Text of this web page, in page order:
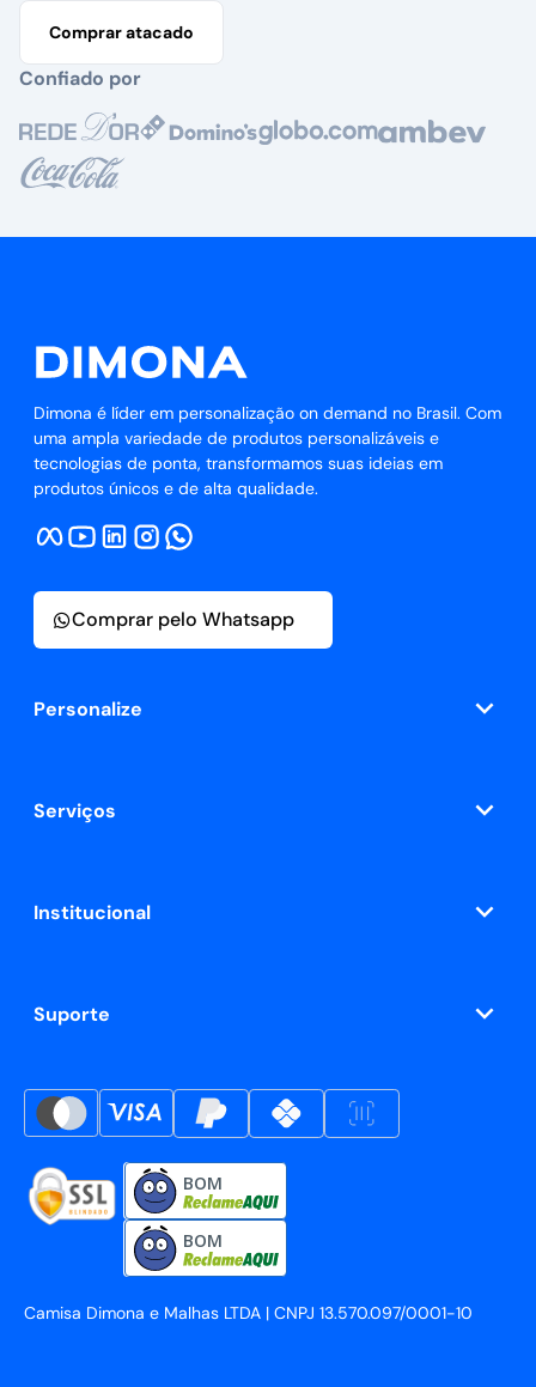
Comprar atacado
Confiado por
Dimona é líder em personalização on demand no Brasil. Com
uma ampla variedade de produtos personalizáveis e
tecnologias de ponta, transformamos suas ideias em
produtos únicos e de alta qualidade.
Personalize
Serviços
Institucional
Suporte
Comprar pelo Whatsapp
Camisa Dimona e Malhas LTDA | CNPJ 13.570.097/0001-10
BOM
BOM